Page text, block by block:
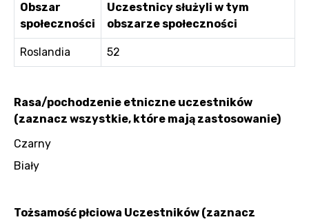
Obszar
społeczności
Uczestnicy służyli w tym
obszarze społeczności
Roslandia 52
Rasa/pochodzenie etniczne uczestników
(zaznacz wszystkie, które mają zastosowanie)
Czarny
Biały
Tożsamość płciowa Uczestników (zaznacz